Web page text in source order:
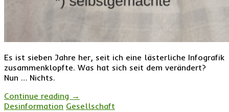
Es ist sieben Jahre her, seit ich eine lästerliche Infografik
zusammenklopfte. Was hat sich seit dem verändert?
Nun … Nichts.
Continue reading →
Desinformation Gesellschaft